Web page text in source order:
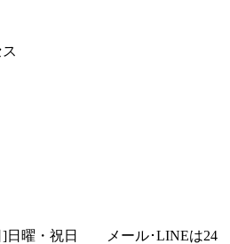
曜・祝日
メール･LINEは24